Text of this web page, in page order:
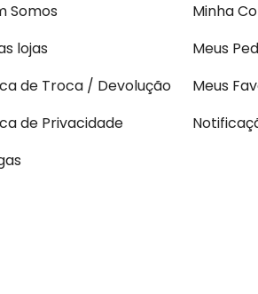
Somos
lojas
de Troca / Devolução
de Privacidade
Minha
Meus
Meus